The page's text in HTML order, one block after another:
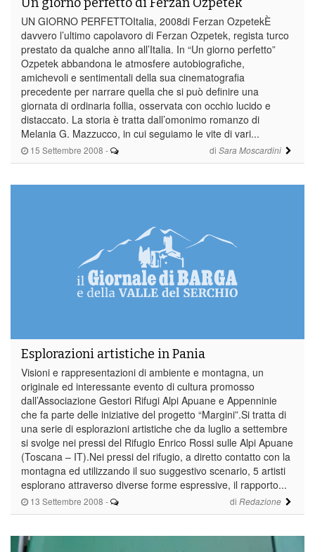
15 Settembre 2008 - di Sara Moscardini
UN GIORNO PERFETTOItalia, 2008di Ferzan OzpetekÈ
davvero l’ultimo capolavoro di Ferzan Ozpetek, regista turco
prestato da qualche anno all’Italia. In “Un giorno perfetto”
Ozpetek abbandona le atmosfere autobiografiche,
amichevoli e sentimentali della sua cinematografia
precedente per narrare quella che si può definire una
giornata di ordinaria follia, osservata con occhio lucido e
distaccato. La storia è tratta dall’omonimo romanzo di
Melania G. Mazzucco, in cui seguiamo le vite di vari...
13 Settembre 2008 - di Redazione
Esplorazioni artistiche in Pania
Visioni e rappresentazioni di ambiente e montagna, un
originale ed interessante evento di cultura promosso
dall’Associazione Gestori Rifugi Alpi Apuane e Appenninie
che fa parte delle iniziative del progetto “Margini”.Si tratta di
una serie di esplorazioni artistiche che da luglio a settembre
si svolge nei pressi del Rifugio Enrico Rossi sulle Alpi Apuane
(Toscana – IT).Nei pressi del rifugio, a diretto contatto con la
montagna ed utilizzando il suo suggestivo scenario, 5 artisti
esplorano attraverso diverse forme espressive, il rapporto...